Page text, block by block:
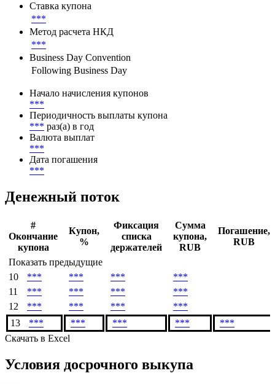
Ставка купона
***
Метод расчета НКД
***
Business Day Convention
Following Business Day
Начало начисления купонов
***
Периодичность выплаты купона
*** раз(а) в год
Валюта выплат
***
Дата погашения
***
Денежный поток
#
Окончание
купона
Купон,
%
Фиксация
списка
держателей
Сумма
купона,
RUB
Погашение,
RUB
Показать предыдущие
10
*** *** ***
***
11
*** *** ***
***
12
*** *** ***
***
13
*** *** *** ***
***
Скачать в Excel
Условия досрочного выкупа